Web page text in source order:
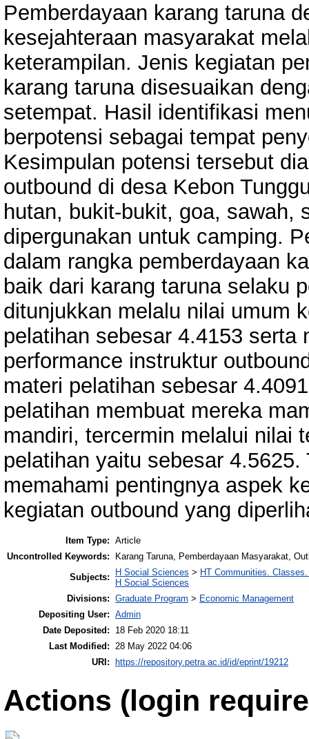
Pemberdayaan karang taruna
kesejahteraan masyarakat
keterampilan. Jenis kegiatan
karang taruna disesuaikan
setempat. Hasil identifikasi
berpotensi sebagai tempat
Kesimpulan potensi tersebut
outbound di desa Kebon
hutan, bukit-bukit, goa, sawah,
dipergunakan untuk camping.
dalam rangka pemberdayaan
baik dari karang taruna selaku
ditunjukkan melalu nilai umum
pelatihan sebesar 4.4153 serta
performance instruktur
materi pelatihan sebesar
pelatihan membuat mereka
mandiri, tercermin melalui nilai
pelatihan yaitu sebesar
memahami pentingnya aspek
kegiatan outbound yang
Item Type: Article
Uncontrolled Keywords:
Karang Taruna, Pemberdayaan Masyarakat,
Subjects:
H Social Sciences > HT Communities.
H Social Sciences
Divisions: Graduate Program > Economic Management
Depositing User: Admin
Date Deposited:
18 Feb 2020 18:11
Last Modified: 28 May 2022 04:06
URI:
https://repository.petra.ac.id/id/eprint/19212
Actions (login